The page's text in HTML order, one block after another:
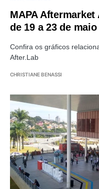
MAPA
de 19 a 23 de maio
Confira os gráficos
After.Lab
CHRISTIANE BENASSI